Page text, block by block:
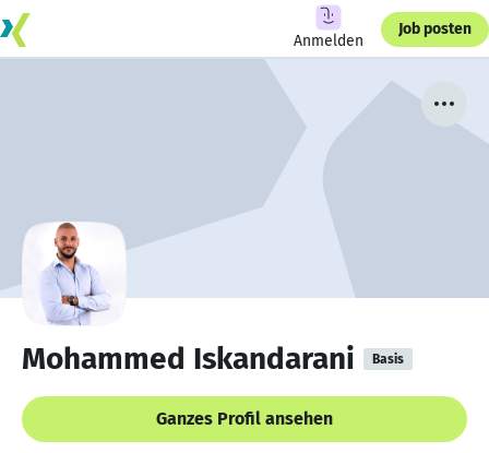
Anmelden
Job posten
Mohammed Iskandarani Basis
Ganzes Profil ansehen